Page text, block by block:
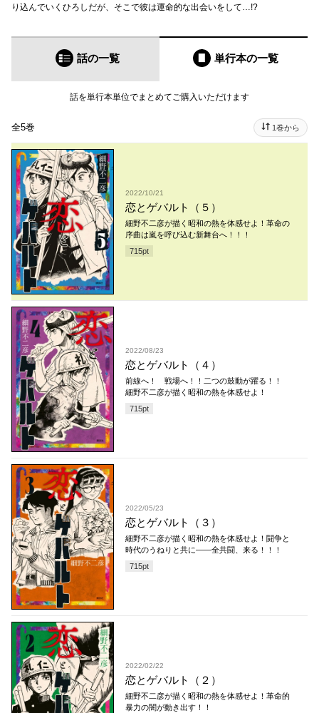
り込んでいくひろしだが、そこで彼は運命的な出会いをして…!?
話の一覧 単行本の一覧
話を単行本単位でまとめてご購入いただけます
全5巻 1巻から
2022/10/21
恋とゲバルト（５）
細野不二彦が描く昭和の熱を体感せよ！革命の
序曲は嵐を呼び込む新舞台へ！！！
715pt
2022/08/23
恋とゲバルト（４）
前線へ！ 戦場へ！！二つの鼓動が躍る！！
細野不二彦が描く昭和の熱を体感せよ！
715pt
2022/05/23
恋とゲバルト（３）
細野不二彦が描く昭和の熱を体感せよ！闘争と
時代のうねりと共に――全共闘、来る！！！
715pt
2022/02/22
恋とゲバルト（２）
細野不二彦が描く昭和の熱を体感せよ！革命的
暴力の闇が動き出す！！